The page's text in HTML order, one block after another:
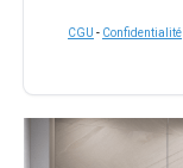
CGU - Confidentialité